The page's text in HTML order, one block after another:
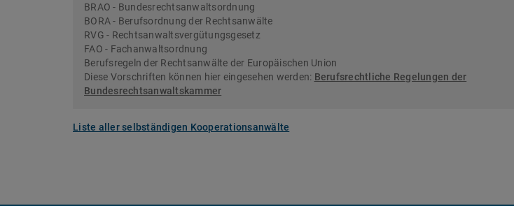
BRAO - Bundesrechtsanwaltsordnung
BORA - Berufsordnung der Rechtsanwälte
RVG - Rechtsanwaltsvergütungsgesetz
FAO - Fachanwaltsordnung
Berufsregeln der Rechtsanwälte der Europäischen Union
Diese Vorschriften können hier eingesehen werden: Berufsrechtliche Regelungen der
Bundesrechtsanwaltskammer
Liste aller selbständigen Kooperationsanwälte